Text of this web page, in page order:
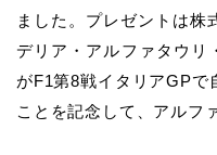
ました。プレゼントは株
デリア・アルファタウリ
がF1第8戦イタリアGPで
ことを記念して、アルフ